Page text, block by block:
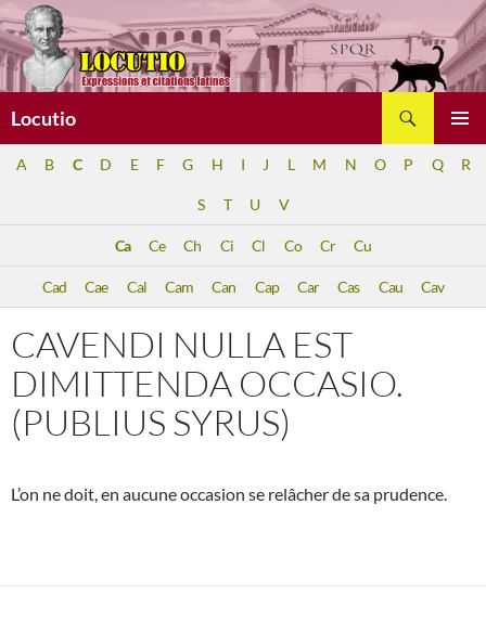
Aller
au
contenu
Locutio
A B C D E F G H I J L M N O P Q R
S T U V
Ca Ce Ch Ci Cl Co Cr Cu
Cad Cae Cal Cam Can Cap Car Cas Cau Cav
CAVENDI NULLA EST
DIMITTENDA OCCASIO.
(PUBLIUS SYRUS)
L’on ne doit, en aucune occasion se relâcher de sa prudence.